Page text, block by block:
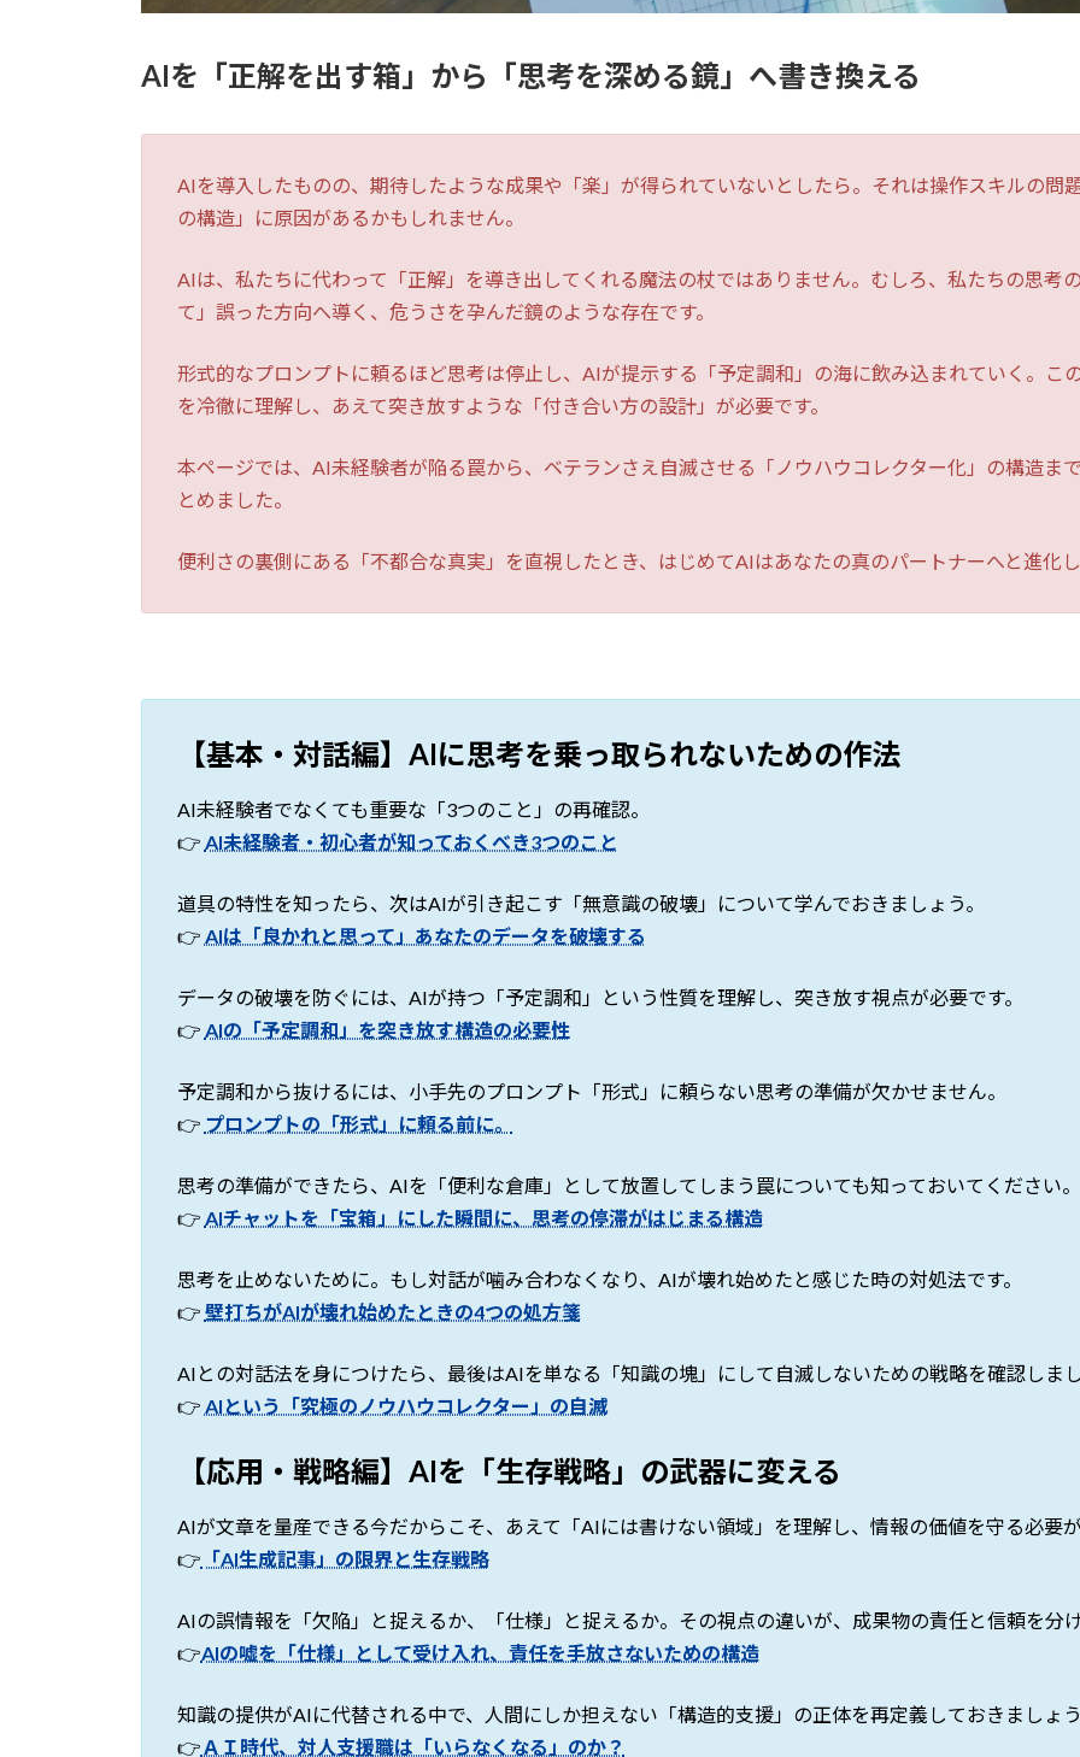
AIを「正解を出す箱」から「思考を深める鏡」へ書き換える
AIを導入したものの、期待したような成果や「楽」が得られていないとしたら。それは操作スキルの問
の構造」に原因があるかもしれません。
AIは、私たちに代わって「正解」を導き出してくれる魔法の杖ではありません。むしろ、私たちの思考
て」誤った方向へ導く、危うさを孕んだ鏡のような存在です。
形式的なプロンプトに頼るほど思考は停止し、AIが提示する「予定調和」の海に飲み込まれていく。こ
を冷徹に理解し、あえて突き放すような「付き合い方の設計」が必要です。
本ページでは、AI未経験者が陥る罠から、ベテランさえ自滅させる「ノウハウコレクター化」の構造ま
とめました。
便利さの裏側にある「不都合な真実」を直視したとき、はじめてAIはあなたの真のパートナーへと進化
【基本・対話編】AIに思考を乗っ取られないための作法
AI未経験者でなくても重要な「3つのこと」の再確認。
👉 AI未経験者・初心者が知っておくべき3つのこと
道具の特性を知ったら、次はAIが引き起こす「無意識の破壊」について学んでおきましょう。
👉 AIは「良かれと思って」あなたのデータを破壊する
データの破壊を防ぐには、AIが持つ「予定調和」という性質を理解し、突き放す視点が必要です。
👉 AIの「予定調和」を突き放す構造の必要性
予定調和から抜けるには、小手先のプロンプト「形式」に頼らない思考の準備が欠かせません。
👉 プロンプトの「形式」に頼る前に。
思考の準備ができたら、AIを「便利な倉庫」として放置してしまう罠についても知っておいてください。
👉 AIチャットを「宝箱」にした瞬間に、思考の停滞がはじまる構造
思考を止めないために。もし対話が噛み合わなくなり、AIが壊れ始めたと感じた時の対処法です。
👉 壁打ちがAIが壊れ始めたときの4つの処方箋
AIとの対話法を身につけたら、最後はAIを単なる「知識の塊」にして自滅しないための戦略を確認しま
👉 AIという「究極のノウハウコレクター」の自滅
【応用・戦略編】AIを「生存戦略」の武器に変える
AIが文章を量産できる今だからこそ、あえて「AIには書けない領域」を理解し、情報の価値を守る必要
👉 「AI生成記事」の限界と生存戦略
AIの誤情報を「欠陥」と捉えるか、「仕様」と捉えるか。その視点の違いが、成果物の責任と信頼を分
👉AIの嘘を「仕様」として受け入れ、責任を手放さないための構造
知識の提供がAIに代替される中で、人間にしか担えない「構造的支援」の正体を再定義しておきましょ
👉ＡＩ時代、対人支援職は「いらなくなる」のか？